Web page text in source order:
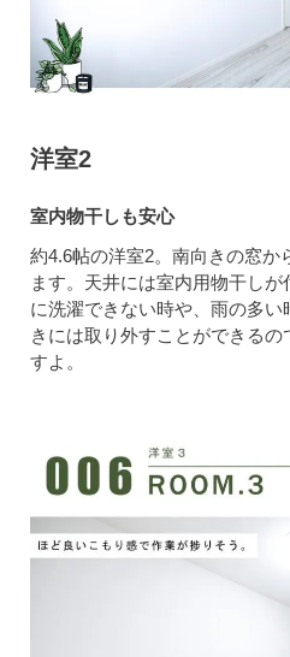
洋室2
室内物干しも安心
約4.6帖の洋室2。南向きの窓か
ます。天井には室内用物干し
に洗濯できない時や、雨の多い
きには取り外すことができる
すよ。